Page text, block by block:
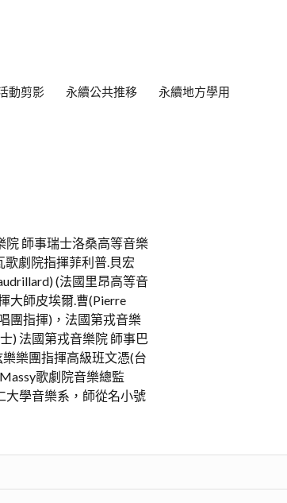
動剪影 永續公共推移 永續地方學用
師事瑞士洛桑高等音樂
劇院指揮菲利普.貝宏
(法國里昂高等音
大師皮埃爾.曹(Pierre
團指揮)，法國第戎音樂
) 法國第戎音樂院 師事巴
樂團指揮高級班文憑(台
歌劇院音樂總監
大學音樂系，師從名小號